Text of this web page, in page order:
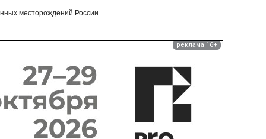
месторождений России
реклама 16+